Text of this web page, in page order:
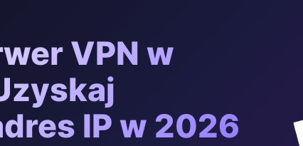
VPN w
IP w 2026